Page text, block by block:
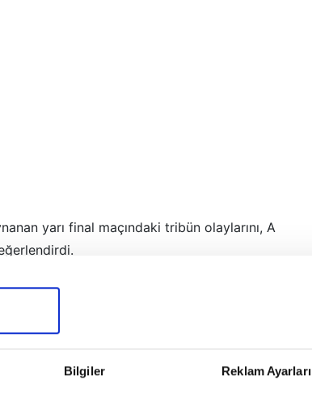
Bilgiler Reklam Ayarları
yarı final maçındaki tribün olaylarını, A